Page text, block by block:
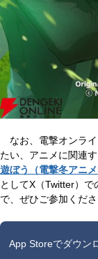
なお、電撃オンラ
たい、アニメに関連
遊ぼう（電撃冬アニメ
としてX（Twitter）
で、ぜひご参加くださ
App Storeでダウン